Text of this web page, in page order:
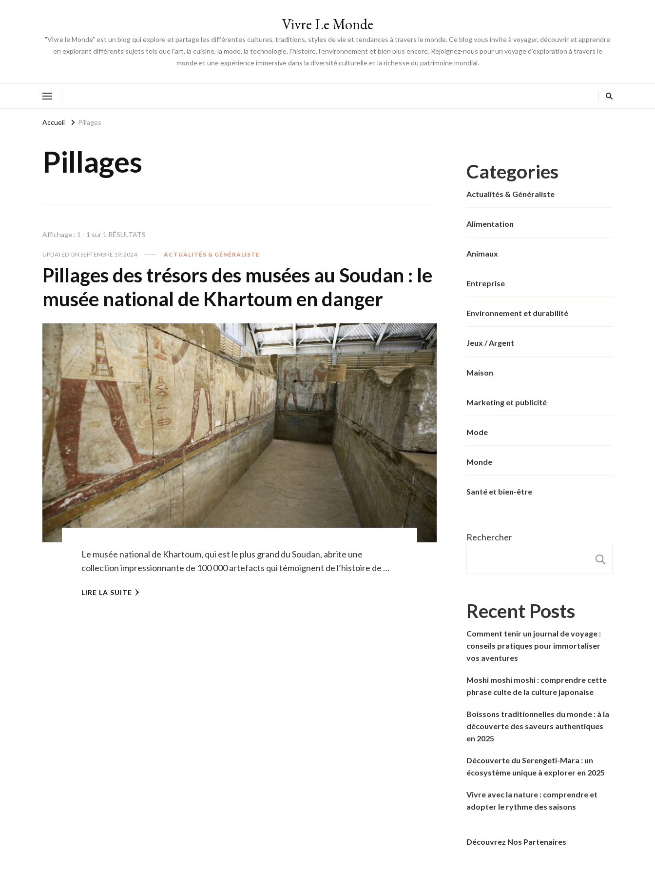
Vivre Le Monde
"Vivre le Monde" est un blog qui explore et partage les différentes cultures, traditions, styles de vie et tendances à travers le monde. Ce blog vous invite à voyager, découvrir et apprendre
en explorant différents sujets tels que l'art, la cuisine, la mode, la technologie, l'histoire, l'environnement et bien plus encore. Rejoignez-nous pour un voyage d'exploration à travers le
monde et une expérience immersive dans la diversité culturelle et la richesse du patrimoine mondial.
Accueil Pillages
Pillages
Affichage : 1 - 1 sur 1 RÉSULTATS
UPDATED ON SEPTEMBRE 19, 2024 ACTUALITÉS & GÉNÉRALISTE
Pillages des trésors des musées au Soudan : le
musée national de Khartoum en danger
Le musée national de Khartoum, qui est le plus grand du Soudan, abrite une
collection impressionnante de 100 000 artefacts qui témoignent de l’histoire de …
LIRE LA SUITE
Categories
Actualités & Généraliste
Alimentation
Animaux
Entreprise
Environnement et durabilité
Jeux / Argent
Maison
Marketing et publicité
Mode
Monde
Santé et bien-être
Rechercher
Recent Posts
Comment tenir un journal de voyage :
conseils pratiques pour immortaliser
vos aventures
Moshi moshi moshi : comprendre cette
phrase culte de la culture japonaise
Boissons traditionnelles du monde : à la
découverte des saveurs authentiques
en 2025
Découverte du Serengeti-Mara : un
écosystème unique à explorer en 2025
Vivre avec la nature : comprendre et
adopter le rythme des saisons
Découvrez Nos Partenaires